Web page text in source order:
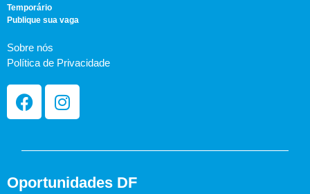
Temporário
Publique sua vaga
Sobre nós
Política de Privacidade
Oportunidades DF